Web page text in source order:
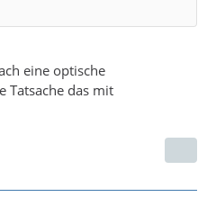
eine optische
Tatsache das mit